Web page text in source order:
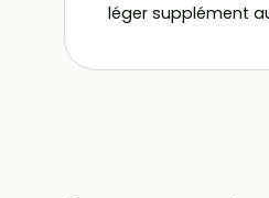
léger supplément